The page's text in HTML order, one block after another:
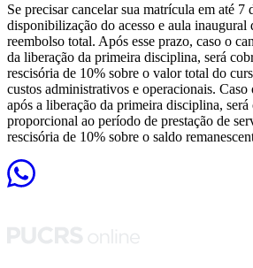
Se precisar cancelar sua matrícula em até 7
disponibilização do acesso e aula inaugural
reembolso total. Após esse prazo, caso o
da liberação da primeira disciplina, será
rescisória de 10% sobre o valor total do
custos administrativos e operacionais. Caso
após a liberação da primeira disciplina,
proporcional ao período de prestação de
rescisória de 10% sobre o saldo